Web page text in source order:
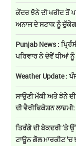
ਕੇਂਦਰ ਝੋਨੇ ਦੀ ਖਰੀਦ ਤੋਂ
ਅਨਾਜ ਦੇ ਸਟਾਕ ਨੂੰ
Punjab News :
ਪਰਿਵਾਰ ਨੇ ਦੋਵੇਂ ਧੀਆਂ
Weather Update :
ਸਾਉਣੀ ਮੱਕੀ ਅਤੇ ਝੋਨੇ
ਦੀ ਵੈਰੀਫਿਕੇਸ਼ਨ ਲਾਜ਼ਮੀ:
ਤਿਰੰਗੇ ਦੀ ਬੇਕਦਰੀ ’ਤੇ
ਟਾਊਨ ਗੋਲ ਮਾਰਕੀਟ